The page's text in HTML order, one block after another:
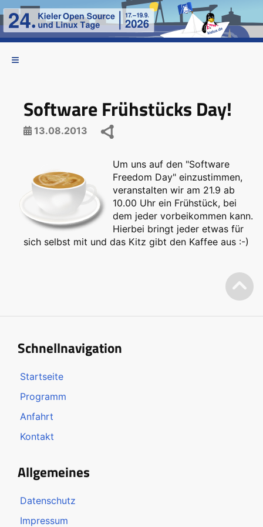
Software Frühstücks Day!
13.08.2013
Um uns auf den "Software
Freedom Day" einzustimmen,
veranstalten wir am 21.9 ab
10.00 Uhr ein Frühstück, bei
dem jeder vorbeikommen kann.
Hierbei bringt jeder etwas für
sich selbst mit und das Kitz gibt den Kaffee aus :-)
Schnellnavigation
Startseite
Programm
Anfahrt
Kontakt
Allgemeines
Datenschutz
Impressum